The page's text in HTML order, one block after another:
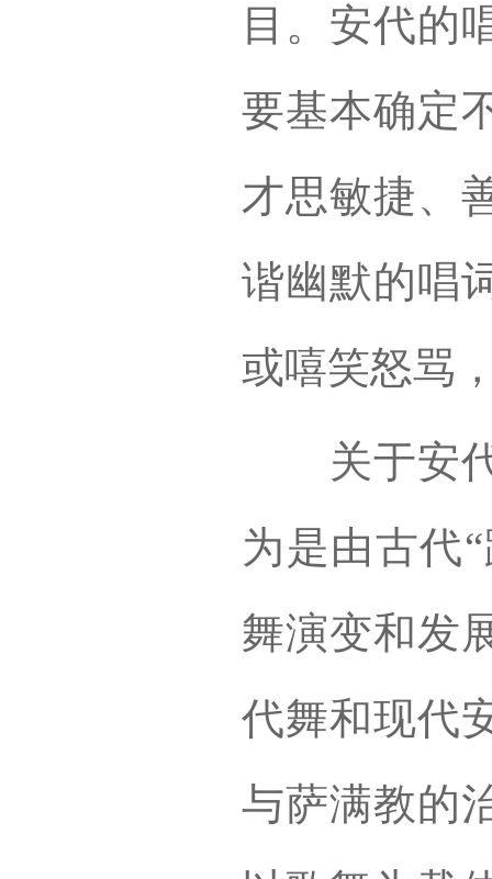
目。安代的
要基本确定
才思敏捷、
谐幽默的唱
或嘻笑怒骂
关于安代
为是由古代
舞演变和发
代舞和现代
与萨满教的